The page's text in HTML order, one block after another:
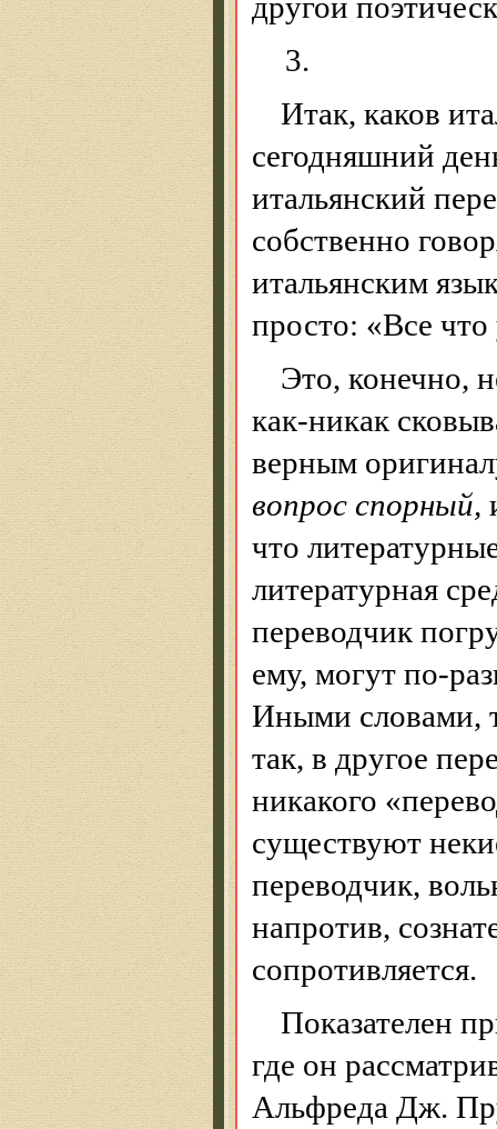
3.
Итак, каков
сегодняшний
итальянский
собственно
итальянским
просто: «Все что
Это, конечно,
как-никак
верным
вопрос спорный,
что
литературная
переводчик
ему, могут по-
Иными словами,
так, в другое
никакого
существуют
переводчик,
напротив,
сопротивляется.
Показателен
где он
Альфреда Дж.